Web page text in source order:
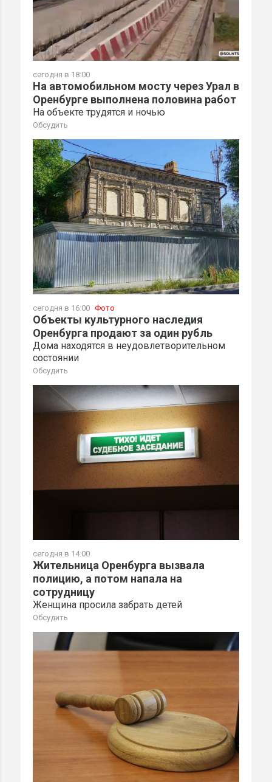
сегодня в 18:00
На автомобильном мосту через Урал в
Оренбурге выполнена половина работ
На объекте трудятся и ночью
Обсудить
сегодня в 16:00 Фото
Объекты культурного наследия
Оренбурга продают за один рубль
Дома находятся в неудовлетворительном
состоянии
Обсудить
сегодня в 14:00
Жительница Оренбурга вызвала
полицию, а потом напала на
сотрудницу
Женщина просила забрать детей
Обсудить